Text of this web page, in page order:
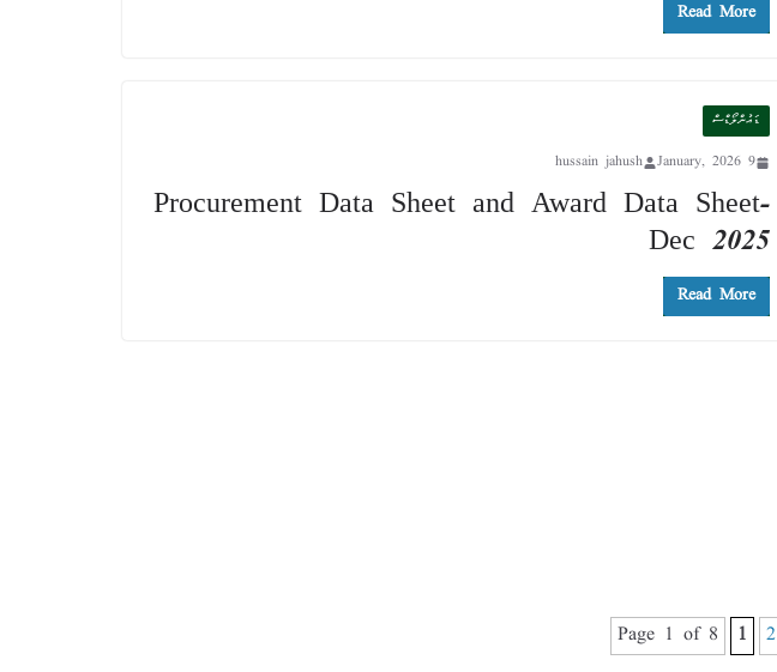
Read More
ޑައުންލޯޑްސް
9 January, 2026
hussain jahush
Procurement Data Sheet and Award Data Sheet-
Dec 2025
Read More
Page 1 of 8 1 2